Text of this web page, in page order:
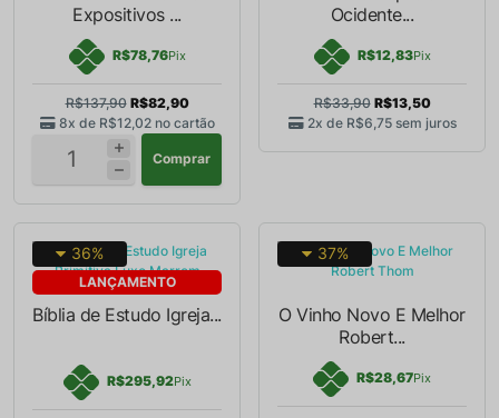
Expositivos ...
R$78,76Pix
R$137,90 R$82,90
8x de R$12,02 no cartão
Comprar
Ocidente...
R$12,83Pix
R$33,90 R$13,50
2x de R$6,75 sem juros
LANÇAMENTO
36%
Bíblia de Estudo Igreja...
R$295,92Pix
37%
O Vinho Novo E Melhor
Robert...
R$28,67Pix